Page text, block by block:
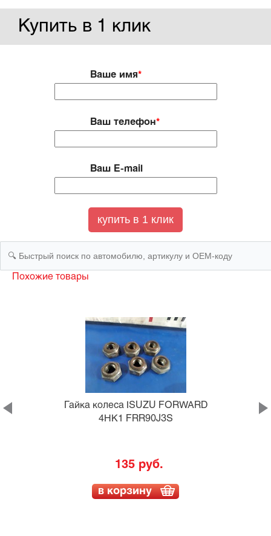
Купить в 1 клик
Ваше имя*
Ваш телефон*
Ваш E-mail
Похожие товары
Гайка колеса ISUZU FORWARD
4HK1 FRR90J3S
135 руб.
в корзину